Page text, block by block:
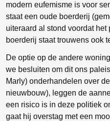
modern eufemisme is voor
staat een oude boerderij
uiteraard al stond voordat
boerderij staat trouwens ook
De optie op de andere
we besluiten om dit ons
Marly) onderhandelen over
nieuwbouw), leggen de
een risico is in deze politiek
gaat hij overstag met een